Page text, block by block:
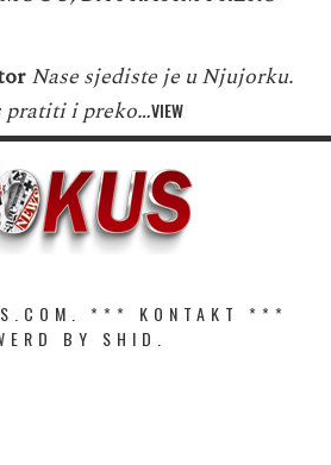
Nase sjediste je u Njujorku.
pratiti i preko…VIEW
*** KONTAKT
***
BY SHID.